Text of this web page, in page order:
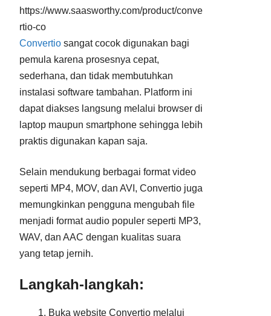
https://www.saasworthy.com/product/conve
rtio-co
Convertio sangat cocok digunakan bagi
pemula karena prosesnya cepat,
sederhana, dan tidak membutuhkan
instalasi software tambahan. Platform ini
dapat diakses langsung melalui browser di
laptop maupun smartphone sehingga lebih
praktis digunakan kapan saja.
Selain mendukung berbagai format video
seperti MP4, MOV, dan AVI, Convertio juga
memungkinkan pengguna mengubah file
menjadi format audio populer seperti MP3,
WAV, dan AAC dengan kualitas suara
yang tetap jernih.
Langkah-langkah:
Buka website Convertio melalui